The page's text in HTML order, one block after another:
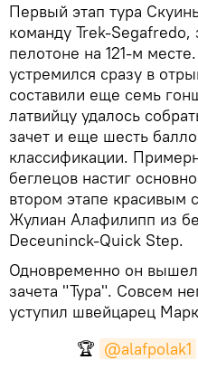
Первый этап тура
команду Trek-
пелотоне на 121-м
устремился сразу в
составили еще семь
латвийцу удалось
зачет и еще шесть
классификации.
беглецов настиг
втором этапе красивым
Жулиан Алафилипп из
Deceuninck-Quick Step.
Одновременно он
зачета "Тура". Совсем
уступил швейцарец
🏆 @alafpolak1